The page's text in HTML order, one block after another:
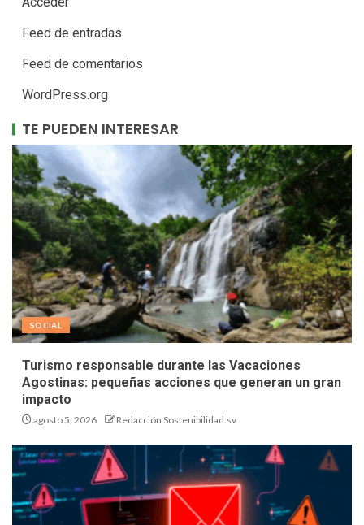
Feed de entradas
Feed de comentarios
WordPress.org
TE PUEDEN INTERESAR
SOCIAL
Turismo responsable durante las Vacaciones
Agostinas: pequeñas acciones que generan un gran
impacto
agosto 5, 2026 Redacción Sostenibilidad.sv